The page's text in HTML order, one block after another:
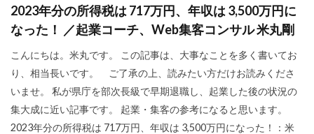
2023年分の所得税は 717万円、年収は 3,500万円に
なった！ ／起業コーチ、Web集客コンサル 米丸剛
こんにちは。米丸です。 この記事は、大事なことを多く書いてお
り、相当長いです。 ご了承の上、読みたい方だけお読みくださ
いませ。 私が県庁を部次長級で早期退職し、起業した後の状況の
集大成に近い記事です。 起業・集客の参考になると思います。
2023年分の所得税は 717万円、年収は 3,500万円になった！：米
イメージング
必要
webマーケター
転職
コツ 強み スタバ
情報
ブロガー
まなびん 学習方法
得意
集客法
ノウハウコレクター
個人
悩み
無料体験
活かす
ノーストレス
年収
稼げる